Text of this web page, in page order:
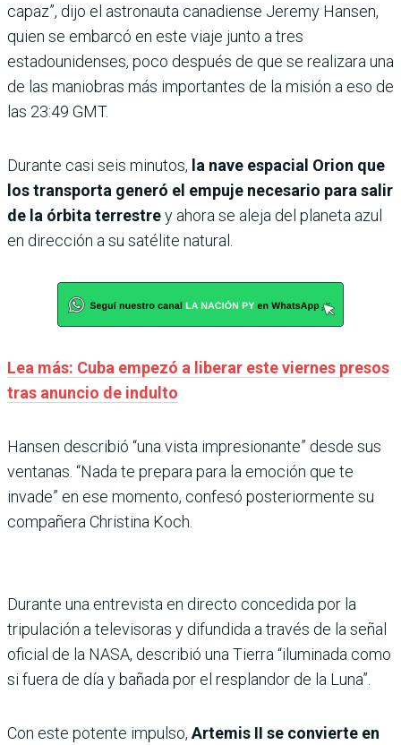
capaz”, dijo el astronauta canadiense Jeremy Hansen,
quien se embarcó en este viaje junto a tres
estadounidenses, poco después de que se realizara una
de las maniobras más importantes de la misión a eso de
las 23:49 GMT.
Durante casi seis minutos, la nave espacial Orion que
los transporta generó el empuje necesario para salir
de la órbita terrestrey ahora se aleja del planeta azul
en dirección a su satélite natural.
Lea más: Cuba empezó a liberar este viernes presos
tras anuncio de indulto
Hansen describió “una vista impresionante” desde sus
ventanas. “Nada te prepara para la emoción que te
invade” en ese momento, confesó posteriormente su
compañera Christina Koch.
Durante una entrevista en directo concedida por la
tripulación a televisoras y difundida a través de la señal
oficial de la NASA, describió una Tierra “iluminada como
si fuera de día y bañada por el resplandor de la Luna”.
Con este potente impulso, Artemis II se convierte en